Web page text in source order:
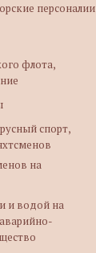
персоналии
флота,
спорт,
на
и водой на